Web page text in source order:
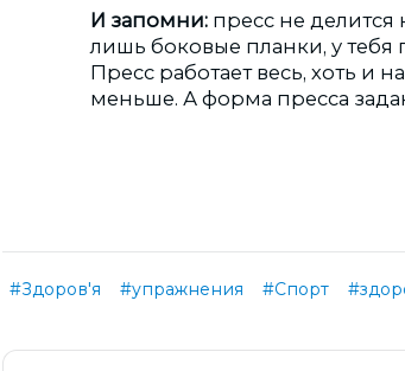
И запомни: пресс не
лишь боковые планки, у тебя
Пресс работает весь, хоть и
меньше. А форма пресса
#Здоров'я #упражнения #Спорт